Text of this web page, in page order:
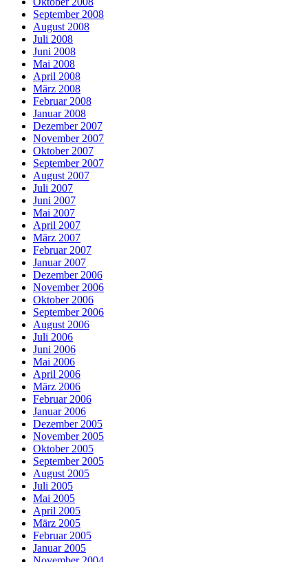
September 2008
August 2008
Juli 2008
Juni 2008
Mai 2008
April 2008
März 2008
Februar 2008
Januar 2008
Dezember 2007
November 2007
Oktober 2007
September 2007
August 2007
Juli 2007
Juni 2007
Mai 2007
April 2007
März 2007
Februar 2007
Januar 2007
Dezember 2006
November 2006
Oktober 2006
September 2006
August 2006
Juli 2006
Juni 2006
Mai 2006
April 2006
März 2006
Februar 2006
Januar 2006
Dezember 2005
November 2005
Oktober 2005
September 2005
August 2005
Juli 2005
Mai 2005
April 2005
März 2005
Februar 2005
Januar 2005